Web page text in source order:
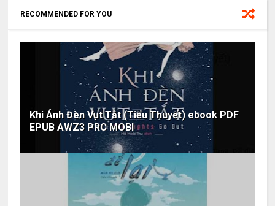
RECOMMENDED FOR YOU
Khi Ánh Đèn Vụt Tắt (Tiểu Thuyết) ebook PDF
EPUB AWZ3 PRC MOBI